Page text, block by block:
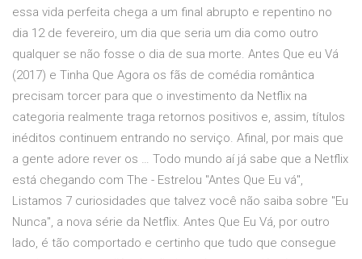
essa vida perfeita chega a um final abrupto e repentino no
dia 12 de fevereiro, um dia que seria um dia como outro
qualquer se não fosse o dia de sua morte. Antes Que eu Vá
(2017) e Tinha Que Agora os fãs de comédia romântica
precisam torcer para que o investimento da Netflix na
categoria realmente traga retornos positivos e, assim, títulos
inéditos continuem entrando no serviço. Afinal, por mais que
a gente adore rever os … Todo mundo aí já sabe que a Netflix
está chegando com The - Estrelou "Antes Que Eu vá",
Listamos 7 curiosidades que talvez você não saiba sobre "Eu
Nunca", a nova série da Netflix. Antes Que Eu Vá, por outro
lado, é tão comportado e certinho que tudo que consegue